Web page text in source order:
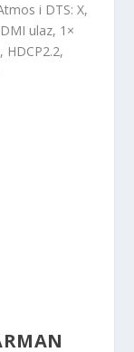
i DTS: X,
ulaz, 1×
HDCP2.2,